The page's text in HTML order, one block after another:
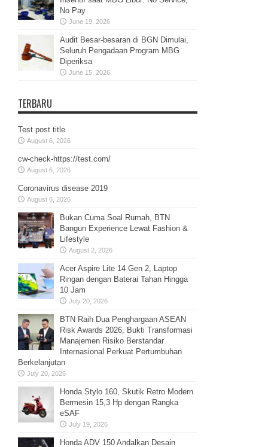
No Pay
June 19, 2026
Audit Besar-besaran di BGN Dimulai,
Seluruh Pengadaan Program MBG
Diperiksa
June 15, 2026
TERBARU
Test post title
August 6, 2026
cw-check-https://test.com/
August 6, 2026
Coronavirus disease 2019
August 6, 2026
Bukan Cuma Soal Rumah, BTN
Bangun Experience Lewat Fashion &
Lifestyle
August 2, 2026
Acer Aspire Lite 14 Gen 2, Laptop
Ringan dengan Baterai Tahan Hingga
10 Jam
July 20, 2026
BTN Raih Dua Penghargaan ASEAN
Risk Awards 2026, Bukti Transformasi
Manajemen Risiko Berstandar
Internasional Perkuat Pertumbuhan
Berkelanjutan
July 20, 2026
Honda Stylo 160, Skutik Retro Modern
Bermesin 15,3 Hp dengan Rangka
eSAF
July 19, 2026
Honda ADV 150 Andalkan Desain